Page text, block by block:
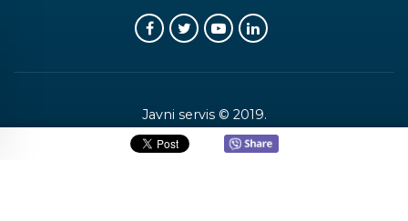
Javni servis © 2019.